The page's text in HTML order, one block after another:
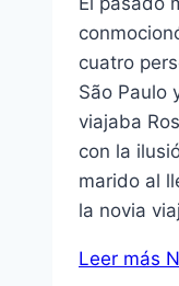
cuatro
São Paulo
viajaba
con la
marido al
la novia
Leer más